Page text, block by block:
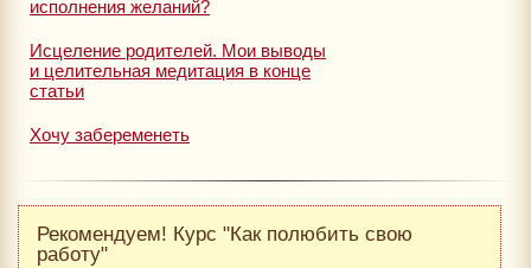
исполнения желаний?
Исцеление родителей. Мои выводы
и целительная медитация в конце
статьи
Хочу забеременеть
Рекомендуем! Курс "Как полюбить свою
работу"